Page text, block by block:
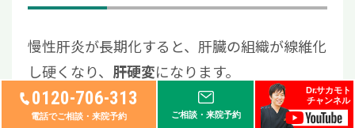
0120-706-313
電話でご相談・来院予約 ご相談・来院予約
Dr.サカモト
チャンネル
慢性肝炎が長期化すると、肝臓の組織が線維化
し硬くなり、 肝硬変になります。
肝臓は再生力が高い臓器ですが、 肝硬変になる